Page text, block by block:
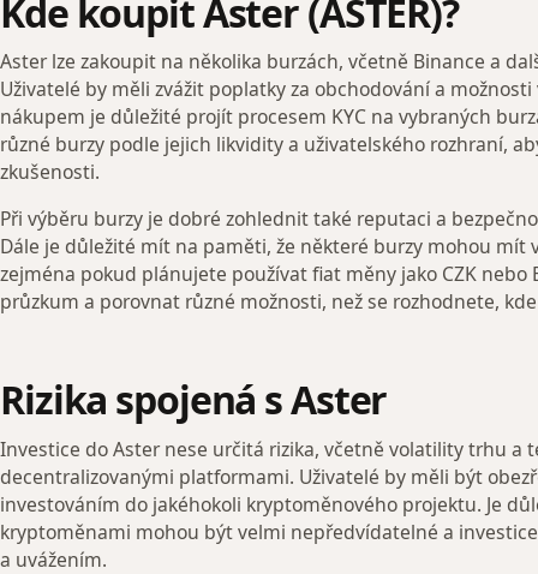
Kde koupit Aster (ASTER)?
Aster lze zakoupit na několika burzách, včetně Binance a
Uživatelé by měli zvážit poplatky za obchodování a možnosti
nákupem je důležité projít procesem KYC na vybraných
různé burzy podle jejich likvidity a uživatelského rozhraní,
zkušenosti.
Při výběru burzy je dobré zohlednit také reputaci a
Dále je důležité mít na paměti, že některé burzy mohou mít
zejména pokud plánujete používat fiat měny jako CZK nebo
průzkum a porovnat různé možnosti, než se rozhodnete,
Rizika spojená s Aster
Investice do Aster nese určitá rizika, včetně volatility trhu a
decentralizovanými platformami. Uživatelé by měli být
investováním do jakéhokoli kryptoměnového projektu. Je
kryptoměnami mohou být velmi nepředvídatelné a
a uvážením.